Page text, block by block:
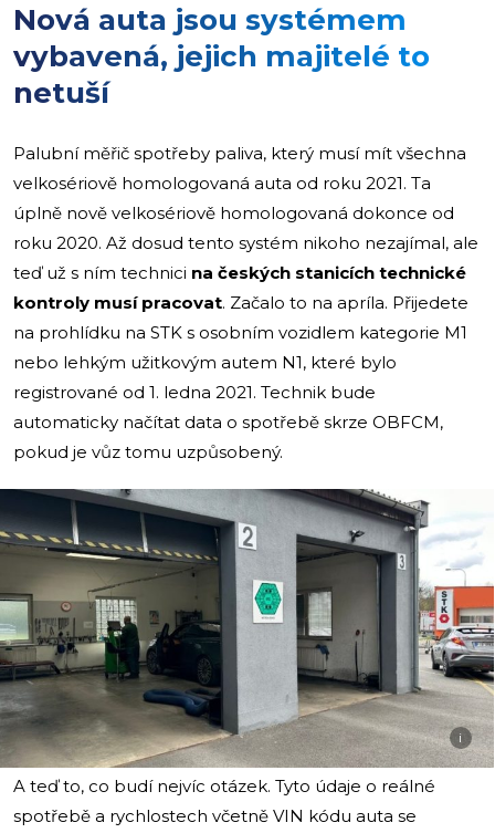
Nová auta jsou systémem
vybavená, jejich majitelé to
netuší
Palubní měřič spotřeby paliva, který musí mít všechna
velkosériově homologovaná auta od roku 2021. Ta
úplně nově velkosériově homologovaná dokonce od
roku 2020. Až dosud tento systém nikoho nezajímal, ale
teď už s ním technici na českých stanicích technické
kontroly musí pracovat. Začalo to na apríla. Přijedete
na prohlídku na STK s osobním vozidlem kategorie M1
nebo lehkým užitkovým autem N1, které bylo
registrované od 1. ledna 2021. Technik bude
automaticky načítat data o spotřebě skrze OBFCM,
pokud je vůz tomu uzpůsobený.
i
A teď to, co budí nejvíc otázek. Tyto údaje o reálné
spotřebě a rychlostech včetně VIN kódu auta se